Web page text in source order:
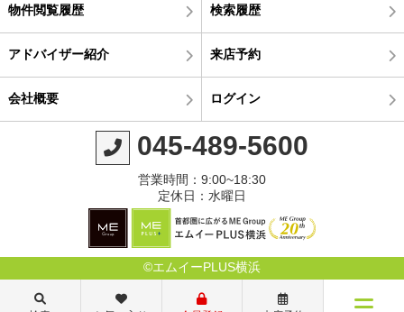
物件閲覧履歴 検索履歴
アドバイザー紹介 来店予約
会社概要 ログイン
045-489-5600
営業時間：9:00~18:30
定休日：水曜日
©エムイーPLUS横浜